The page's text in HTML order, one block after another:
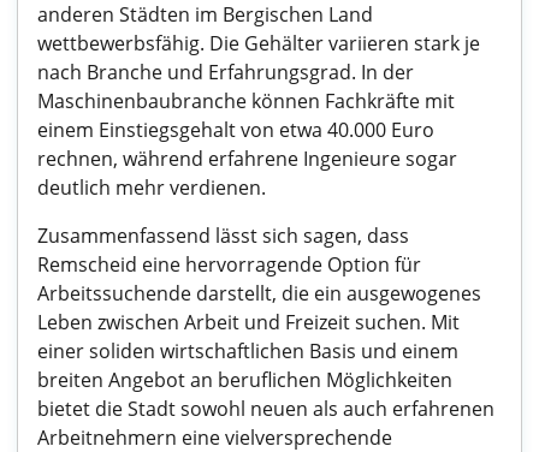
anderen Städten im Bergischen Land
wettbewerbsfähig. Die Gehälter variieren stark je
nach Branche und Erfahrungsgrad. In der
Maschinenbaubranche können Fachkräfte mit
einem Einstiegsgehalt von etwa 40.000 Euro
rechnen, während erfahrene Ingenieure sogar
deutlich mehr verdienen.
Zusammenfassend lässt sich sagen, dass
Remscheid eine hervorragende Option für
Arbeitssuchende darstellt, die ein ausgewogenes
Leben zwischen Arbeit und Freizeit suchen. Mit
einer soliden wirtschaftlichen Basis und einem
breiten Angebot an beruflichen Möglichkeiten
bietet die Stadt sowohl neuen als auch erfahrenen
Arbeitnehmern eine vielversprechende